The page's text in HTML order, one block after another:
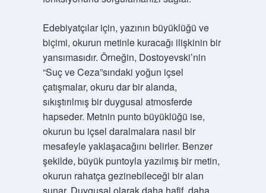
Edebiyatçılar için, yazının büyüklüğü ve
biçimi, okurun metinle kuracağı ilişkinin bir
yansımasıdır. Örneğin, Dostoyevski’nin
“Suç ve Ceza”sındaki yoğun içsel
çatışmalar, okuru dar bir alanda,
sıkıştırılmış bir duygusal atmosferde
hapseder. Metnin punto büyüklüğü ise,
okurun bu içsel daralmalara nasıl bir
mesafeyle yaklaşacağını belirler. Benzer
şekilde, büyük puntoyla yazılmış bir metin,
okurun rahatça gezinebileceği bir alan